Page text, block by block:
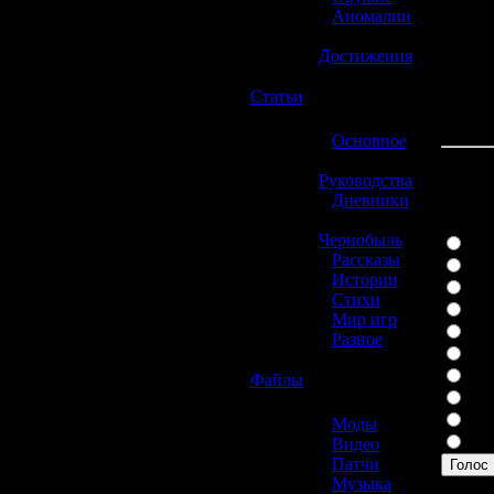
Аномалии
Достижения
Статьи
Основное
Руководства
Дневники
Чернобыль
Рассказы
Истории
Стихи
Мир игр
Разное
Файлы
Моды
Видео
Патчи
Музыка
Голос